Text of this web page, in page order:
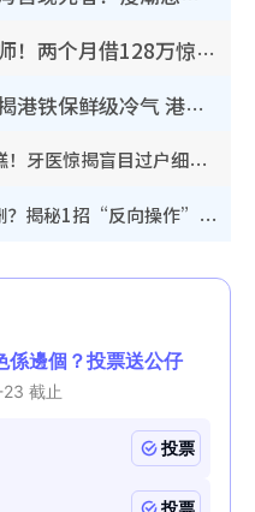
银行高管恋上水疗女技师！两个月借128万惊觉“沉船”沉落火海 揭背后疑似邪教操控卖淫
内地客夸港人不识老！揭港铁保鲜级冷气 港人求放过：别投诉
牙线棒乱用随时越清越糟糕！牙医惊揭盲目过户细菌恐致蛀牙：这种才是日常真保养
WhatsApp预设贴图怎么删？揭秘1招“反向操作”还原简洁界面 附3步实测教程